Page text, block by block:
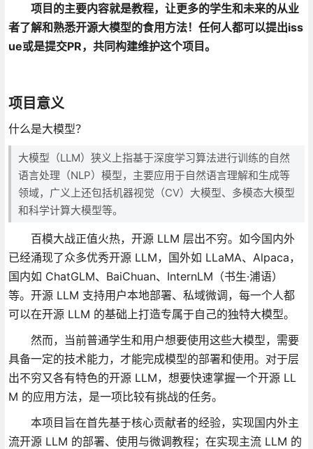
项目的主要内容就是教程，让更多的学生和未来的从业
者了解和熟悉开源大模型的食用方法！任何人都可以提出iss
ue或是提交PR，共同构建维护这个项目。
项目意义
什么是大模型？
大模型（LLM）狭义上指基于深度学习算法进行训练的自然
语言处理（NLP）模型，主要应用于自然语言理解和生成等
领域，广义上还包括机器视觉（CV）大模型、多模态大模型
和科学计算大模型等。
百模大战正值火热，开源 LLM 层出不穷。如今国内外
已经涌现了众多优秀开源 LLM，国外如 LLaMA、Alpaca，
国内如 ChatGLM、BaiChuan、InternLM（书生·浦语）
等。开源 LLM 支持用户本地部署、私域微调，每一个人都
可以在开源 LLM 的基础上打造专属于自己的独特大模型。
然而，当前普通学生和用户想要使用这些大模型，需要
具备一定的技术能力，才能完成模型的部署和使用。对于层
出不穷又各有特色的开源 LLM，想要快速掌握一个开源 LL
M 的应用方法，是一项比较有挑战的任务。
本项目旨在首先基于核心贡献者的经验，实现国内外主
流开源 LLM 的部署、使用与微调教程；在实现主流 LLM 的